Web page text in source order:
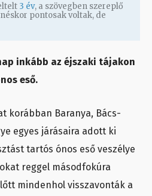
3 év, a szövegben szereplő
pontosak voltak, de
inkább az éjszaki tájakon
eső.
korábban Baranya, Bács-
egyes járásaira adott ki
tartós ónos eső veszélye
reggel másodfokúra
mindenhol visszavonták a